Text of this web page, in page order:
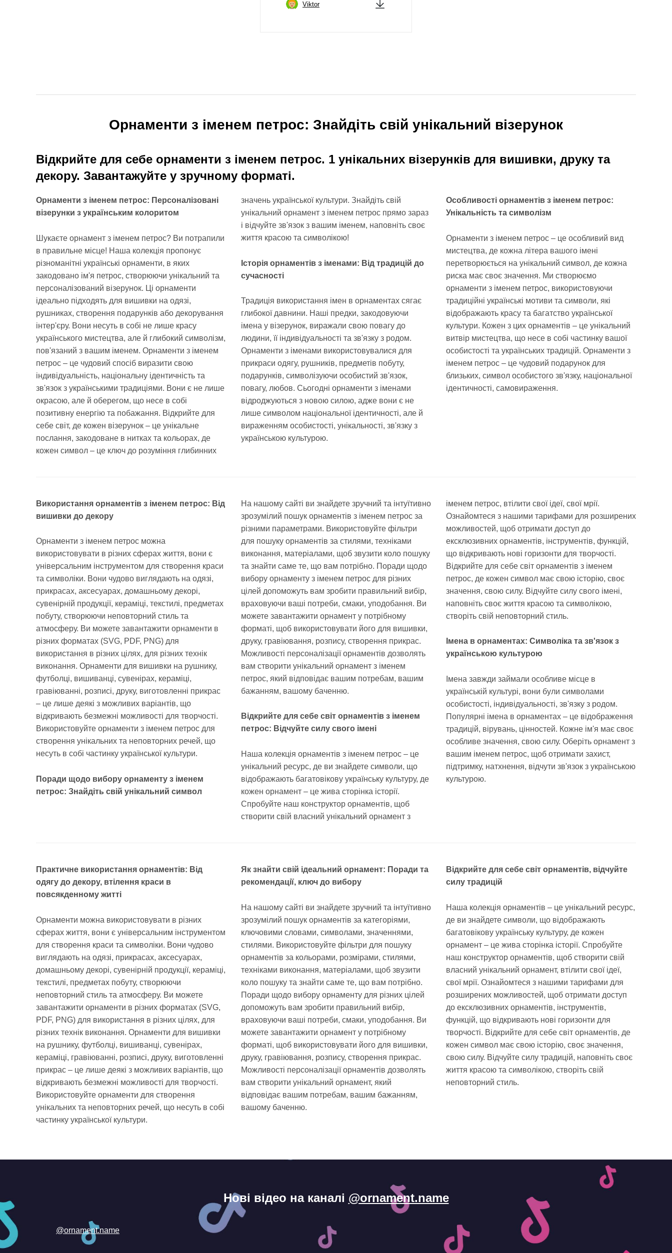
Viktor
Орнаменти з іменем петрос: Знайдіть свій унікальний візерунок
Відкрийте для себе орнаменти з іменем петрос. 1 унікальних візерунків для вишивки, друку та
декору. Завантажуйте у зручному форматі.
Орнаменти з іменем петрос: Персоналізовані
візерунки з українським колоритом
Шукаєте орнамент з іменем петрос? Ви потрапили
в правильне місце! Наша колекція пропонує
різноманітні українські орнаменти, в яких
закодовано ім'я петрос, створюючи унікальний та
персоналізований візерунок. Ці орнаменти
ідеально підходять для вишивки на одязі,
рушниках, створення подарунків або декорування
інтер'єру. Вони несуть в собі не лише красу
українського мистецтва, але й глибокий символізм,
пов'язаний з вашим іменем. Орнаменти з іменем
петрос – це чудовий спосіб виразити свою
індивідуальність, національну ідентичність та
зв'язок з українськими традиціями. Вони є не лише
окрасою, але й оберегом, що несе в собі
позитивну енергію та побажання. Відкрийте для
себе світ, де кожен візерунок – це унікальне
послання, закодоване в нитках та кольорах, де
кожен символ – це ключ до розуміння глибинних
значень української культури. Знайдіть свій
унікальний орнамент з іменем петрос прямо зараз
і відчуйте зв'язок з вашим іменем, наповніть своє
життя красою та символікою!
Історія орнаментів з іменами: Від традицій до
сучасності
Традиція використання імен в орнаментах сягає
глибокої давнини. Наші предки, закодовуючи
імена у візерунок, виражали свою повагу до
людини, її індивідуальності та зв'язку з родом.
Орнаменти з іменами використовувалися для
прикраси одягу, рушників, предметів побуту,
подарунків, символізуючи особистий зв'язок,
повагу, любов. Сьогодні орнаменти з іменами
відроджуються з новою силою, адже вони є не
лише символом національної ідентичності, але й
вираженням особистості, унікальності, зв'язку з
українською культурою.
Особливості орнаментів з іменем петрос:
Унікальність та символізм
Орнаменти з іменем петрос – це особливий вид
мистецтва, де кожна літера вашого імені
перетворюється на унікальний символ, де кожна
риска має своє значення. Ми створюємо
орнаменти з іменем петрос, використовуючи
традиційні українські мотиви та символи, які
відображають красу та багатство української
культури. Кожен з цих орнаментів – це унікальний
витвір мистецтва, що несе в собі частинку вашої
особистості та українських традицій. Орнаменти з
іменем петрос – це чудовий подарунок для
близьких, символ особистого зв'язку, національної
ідентичності, самовираження.
Використання орнаментів з іменем петрос: Від
вишивки до декору
Орнаменти з іменем петрос можна
використовувати в різних сферах життя, вони є
універсальним інструментом для створення краси
та символіки. Вони чудово виглядають на одязі,
прикрасах, аксесуарах, домашньому декорі,
сувенірній продукції, кераміці, текстилі, предметах
побуту, створюючи неповторний стиль та
атмосферу. Ви можете завантажити орнаменти в
різних форматах (SVG, PDF, PNG) для
використання в різних цілях, для різних технік
виконання. Орнаменти для вишивки на рушнику,
футболці, вишиванці, сувенірах, кераміці,
гравіюванні, розписі, друку, виготовленні прикрас
– це лише деякі з можливих варіантів, що
відкривають безмежні можливості для творчості.
Використовуйте орнаменти з іменем петрос для
створення унікальних та неповторних речей, що
несуть в собі частинку української культури.
Поради щодо вибору орнаменту з іменем
петрос: Знайдіть свій унікальний символ
На нашому сайті ви знайдете зручний та інтуїтивно
зрозумілий пошук орнаментів з іменем петрос за
різними параметрами. Використовуйте фільтри
для пошуку орнаментів за стилями, техніками
виконання, матеріалами, щоб звузити коло пошуку
та знайти саме те, що вам потрібно. Поради щодо
вибору орнаменту з іменем петрос для різних
цілей допоможуть вам зробити правильний вибір,
враховуючи ваші потреби, смаки, уподобання. Ви
можете завантажити орнамент у потрібному
форматі, щоб використовувати його для вишивки,
друку, гравіювання, розпису, створення прикрас.
Можливості персоналізації орнаментів дозволять
вам створити унікальний орнамент з іменем
петрос, який відповідає вашим потребам, вашим
бажанням, вашому баченню.
Відкрийте для себе світ орнаментів з іменем
петрос: Відчуйте силу свого імені
Наша колекція орнаментів з іменем петрос – це
унікальний ресурс, де ви знайдете символи, що
відображають багатовікову українську культуру, де
кожен орнамент – це жива сторінка історії.
Спробуйте наш конструктор орнаментів, щоб
створити свій власний унікальний орнамент з
іменем петрос, втілити свої ідеї, свої мрії.
Ознайомтеся з нашими тарифами для розширених
можливостей, щоб отримати доступ до
ексклюзивних орнаментів, інструментів, функцій,
що відкривають нові горизонти для творчості.
Відкрийте для себе світ орнаментів з іменем
петрос, де кожен символ має свою історію, своє
значення, свою силу. Відчуйте силу свого імені,
наповніть своє життя красою та символікою,
створіть свій неповторний стиль.
Імена в орнаментах: Символіка та зв'язок з
українською культурою
Імена завжди займали особливе місце в
українській культурі, вони були символами
особистості, індивідуальності, зв'язку з родом.
Популярні імена в орнаментах – це відображення
традицій, вірувань, цінностей. Кожне ім'я має своє
особливе значення, свою силу. Оберіть орнамент з
вашим іменем петрос, щоб отримати захист,
підтримку, натхнення, відчути зв'язок з українською
культурою.
Практичне використання орнаментів: Від
одягу до декору, втілення краси в
повсякденному житті
Орнаменти можна використовувати в різних
сферах життя, вони є універсальним інструментом
для створення краси та символіки. Вони чудово
виглядають на одязі, прикрасах, аксесуарах,
домашньому декорі, сувенірній продукції, кераміці,
текстилі, предметах побуту, створюючи
неповторний стиль та атмосферу. Ви можете
завантажити орнаменти в різних форматах (SVG,
PDF, PNG) для використання в різних цілях, для
різних технік виконання. Орнаменти для вишивки
на рушнику, футболці, вишиванці, сувенірах,
кераміці, гравіюванні, розписі, друку, виготовленні
прикрас – це лише деякі з можливих варіантів, що
відкривають безмежні можливості для творчості.
Використовуйте орнаменти для створення
унікальних та неповторних речей, що несуть в собі
частинку української культури.
Як знайти свій ідеальний орнамент: Поради та
рекомендації, ключ до вибору
На нашому сайті ви знайдете зручний та інтуїтивно
зрозумілий пошук орнаментів за категоріями,
ключовими словами, символами, значеннями,
стилями. Використовуйте фільтри для пошуку
орнаментів за кольорами, розмірами, стилями,
техніками виконання, матеріалами, щоб звузити
коло пошуку та знайти саме те, що вам потрібно.
Поради щодо вибору орнаменту для різних цілей
допоможуть вам зробити правильний вибір,
враховуючи ваші потреби, смаки, уподобання. Ви
можете завантажити орнамент у потрібному
форматі, щоб використовувати його для вишивки,
друку, гравіювання, розпису, створення прикрас.
Можливості персоналізації орнаментів дозволять
вам створити унікальний орнамент, який
відповідає вашим потребам, вашим бажанням,
вашому баченню.
Відкрийте для себе світ орнаментів, відчуйте
силу традицій
Наша колекція орнаментів – це унікальний ресурс,
де ви знайдете символи, що відображають
багатовікову українську культуру, де кожен
орнамент – це жива сторінка історії. Спробуйте
наш конструктор орнаментів, щоб створити свій
власний унікальний орнамент, втілити свої ідеї,
свої мрії. Ознайомтеся з нашими тарифами для
розширених можливостей, щоб отримати доступ
до ексклюзивних орнаментів, інструментів,
функцій, що відкривають нові горизонти для
творчості. Відкрийте для себе світ орнаментів, де
кожен символ має свою історію, своє значення,
свою силу. Відчуйте силу традицій, наповніть своє
життя красою та символікою, створіть свій
неповторний стиль.
Нові відео на каналі @ornament.name
@ornament.name